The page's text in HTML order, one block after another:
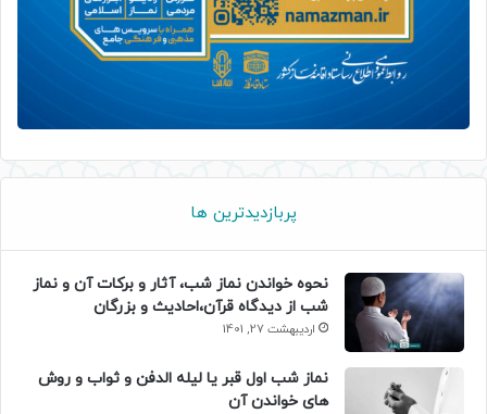
پربازدیدترین ها
نحوه خواندن نماز شب، آثار و برکات آن و نماز
شب از دیدگاه قرآن،احادیث و بزرگان
اردیبهشت 27, 1401
نماز شب اول قبر یا لیله الدفن و ثواب و روش
های خواندن آن